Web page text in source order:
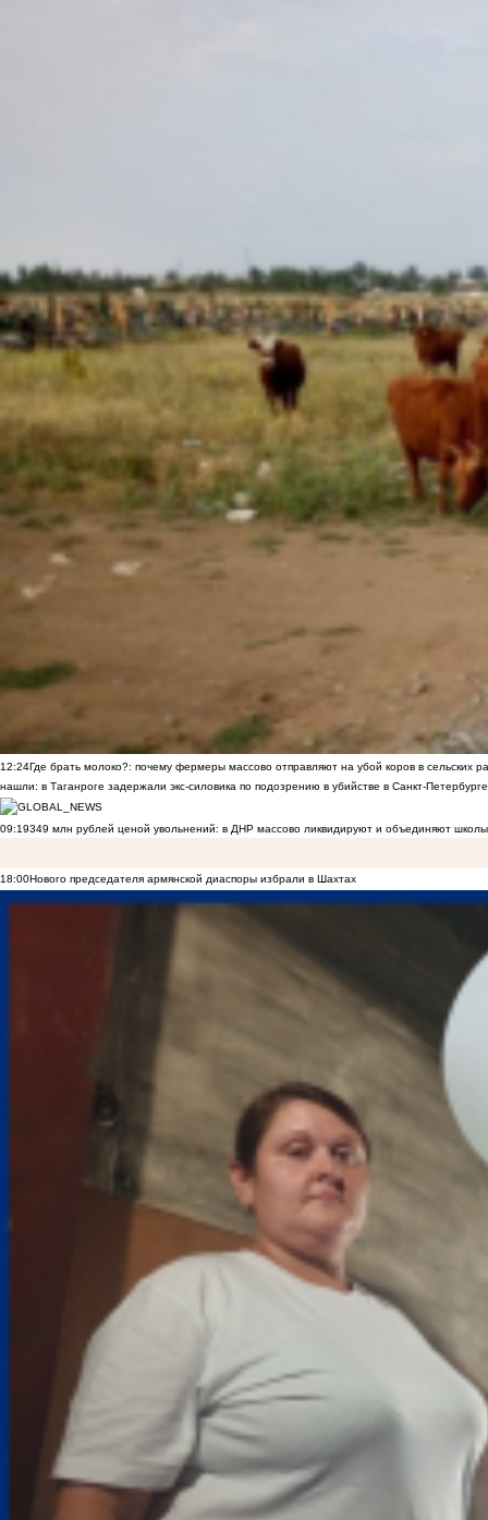
12:24Где брать молоко?: почему фермеры массово отправляют на убой коров в сельских
нашли: в Таганроге задержали экс-силовика по подозрению в убийстве в Санкт-Петербурге
09:19349 млн рублей ценой увольнений: в ДНР массово ликвидируют и объединяют
18:00Нового председателя армянской диаспоры избрали в Шахтах